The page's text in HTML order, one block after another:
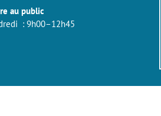
au public
: 9h00–12h45